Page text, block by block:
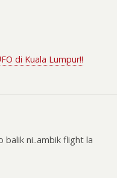
di Kuala Lumpur!!
balik ni..ambik flight la